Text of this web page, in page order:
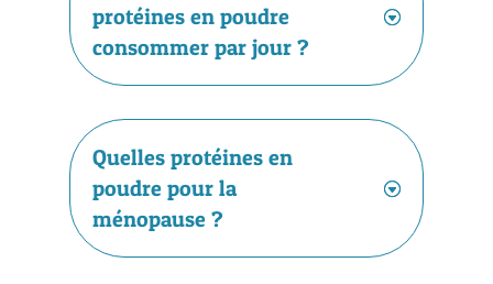
protéines en poudre
consommer par jour ?
Quelles protéines en
poudre pour la
ménopause ?